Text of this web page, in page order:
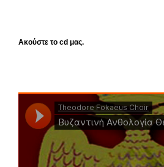
Ακούστε το cd μας.